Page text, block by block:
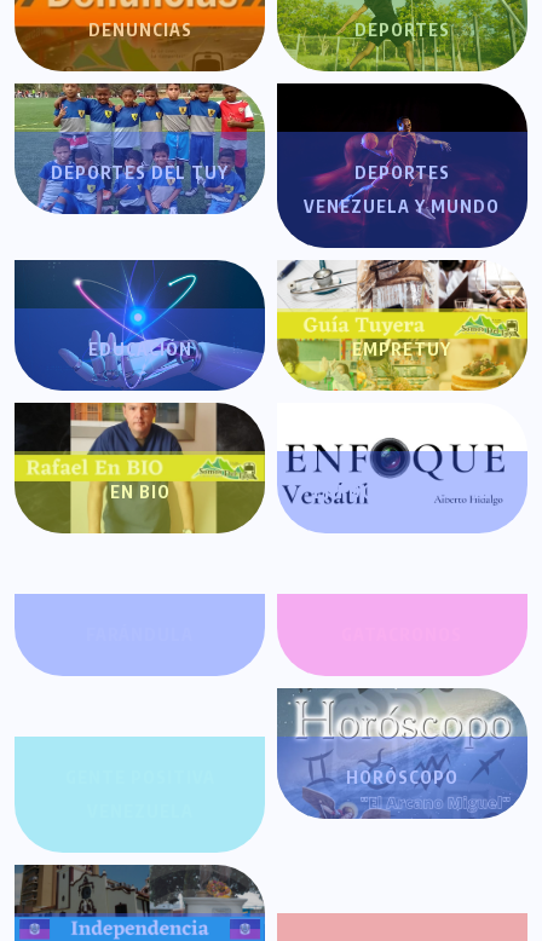
DENUNCIAS DEPORTES
DEPORTES DEL TUY
DEPORTES
VENEZUELA Y MUNDO
EDUCACIÓN EMPRETUY
EN BIO ENFOQUE VERSÁTIL
HORÓSCOPO